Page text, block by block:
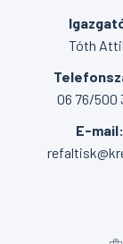
Tóth
06 76/500
E-mail: